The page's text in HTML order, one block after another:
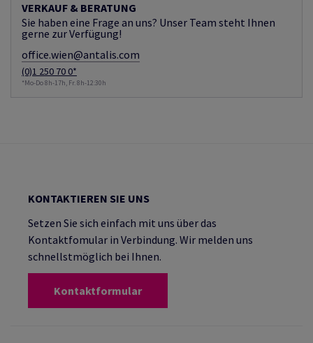
VERKAUF & BERATUNG
Sie haben eine Frage an uns? Unser Team steht Ihnen
gerne zur Verfügung!
office.wien@antalis.com
(0)1 250 70 0*
*Mo-Do 8h-17h, Fr. 8h-12:30h
KONTAKTIEREN SIE UNS
Setzen Sie sich einfach mit uns über das
Kontaktfomular in Verbindung. Wir melden uns
schnellstmöglich bei Ihnen.
Kontaktformular